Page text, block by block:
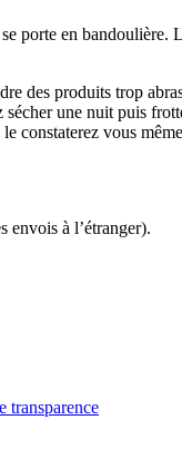
porte en bandoulière.
des produits trop
une nuit puis
constaterez vous
envois à l’étranger).
transparence